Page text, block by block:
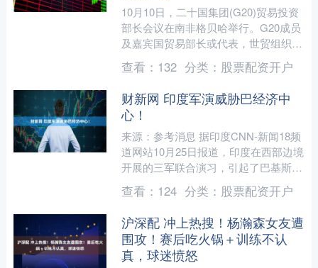
10月10日，二十国集团(G20)贸易投资
部长会议在南非格贝哈举行。G20成员
及嘉宾国贸易部长或代表，世贸组织、
联合国贸发会议、经合组织等国际组织
代表参会。商务....
查看： 132 分类： 股票配资开户
财新网 印度军演威胁巴经济中
心！
来源：参考消息 据印度CNN-新闻18频
道网站10月25日报道，印度在西部边境
开展的三军联合演习，引起了巴基斯坦
的警惕。据称，巴基斯坦已下令多个指
挥部及基地进入....
查看： 124 分类： 股票配资开户
沪深配 冲上热搜！杨瀚森女友遭
围攻！赛后吃火锅＋训练不认
真，球迷愤怒